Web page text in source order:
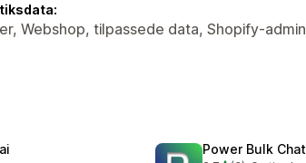
Webshop, tilpassede data, Shopify-
Power Bulk